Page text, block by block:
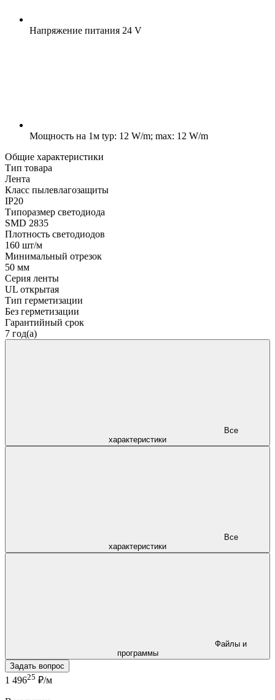
Напряжение питания 24 V
Мощность на 1м typ: 12 W/m; max: 12 W/m
Общие характеристики
Тип товара
Лента
Класс пылевлагозащиты
IP20
Типоразмер светодиода
SMD 2835
Плотность светодиодов
160 шт/м
Минимальный отрезок
50 мм
Серия ленты
UL открытая
Тип герметизации
Без герметизации
Гарантийный срок
7 год(а)
характеристики
характеристики
программы
Задать вопрос
1 49625 ₽/м